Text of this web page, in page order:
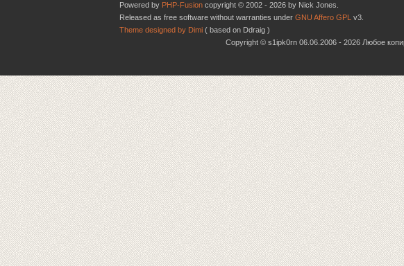
Powered by PHP-Fusion copyright © 2002 - 2026 by Nick Jones.
Released as free software without warranties under GNU Affero GPL v3.
Theme designed by Dimi ( based on Ddraig )
Copyright © s1ipk0rn 06.06.2006 - 2026 Любое